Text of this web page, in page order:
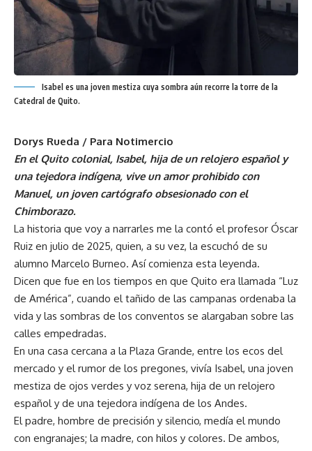
Isabel es una joven mestiza cuya sombra aún recorre la torre de la
Catedral de Quito.
Dorys Rueda / Para Notimercio
En el Quito colonial, Isabel, hija de un relojero español y
una tejedora indígena, vive un amor prohibido con
Manuel, un joven cartógrafo obsesionado con el
Chimborazo.
La historia que voy a narrarles me la contó el profesor Óscar
Ruiz en julio de 2025, quien, a su vez, la escuchó de su
alumno Marcelo Burneo. Así comienza esta leyenda.
Dicen que fue en los tiempos en que Quito era llamada “Luz
de América”, cuando el tañido de las campanas ordenaba la
vida y las sombras de los conventos se alargaban sobre las
calles empedradas.
En una casa cercana a la Plaza Grande, entre los ecos del
mercado y el rumor de los pregones, vivía Isabel, una joven
mestiza de ojos verdes y voz serena, hija de un relojero
español y de una tejedora indígena de los Andes.
El padre, hombre de precisión y silencio, medía el mundo
con engranajes; la madre, con hilos y colores. De ambos,